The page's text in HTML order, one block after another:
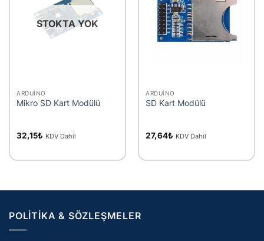
STOKTA YOK
ARDUINO
Mikro SD Kart Modülü
32,15₺ KDV Dahil
ARDUINO
SD Kart Modülü
27,64₺ KDV Dahil
POLITIKA & SÖZLEŞMELER